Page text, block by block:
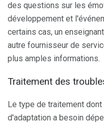
des questions sur les
développement et
certains cas, un
autre fournisseur de
plus amples informations.
Traitement des
Le type de traitement
d'adaptation a besoin